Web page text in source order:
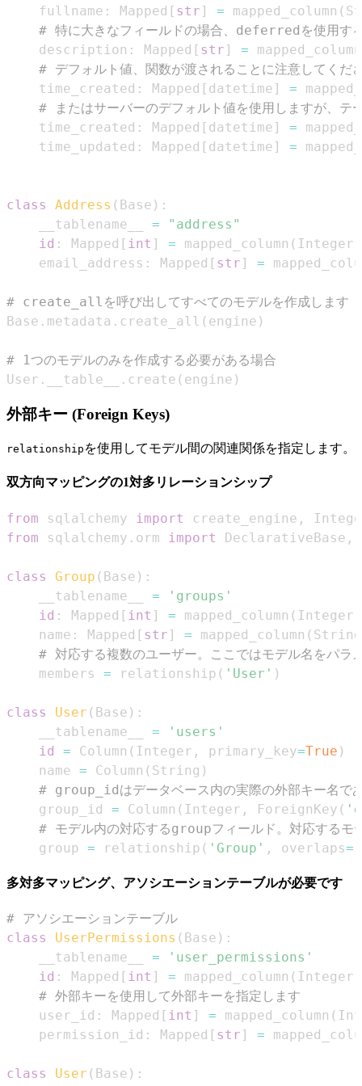
    fullname
: Mapped [ str ] = mapped_column (
# 特に大きなフィールドの場合、deferredを使用する
    description
: Mapped [ str ] = mapped_column
# デフォルト値、関数が渡されることに注意してくだ
    time_created
: Mapped [ datetime ] =
# またはサーバーのデフォルト値を使用しますが、テ
    time_created
: Mapped [ datetime ] =
    time_updated
: Mapped [ datetime ] =
class Address ( Base ) :
    __tablename__
=
"address"
id : Mapped [ int ] = mapped_column ( Integer
    email_address
: Mapped [ str ] =
# create_allを呼び出してすべてのモデルを作成します
Base . metadata . create_all ( engine )
# 1つのモデルのみを作成する必要がある場合
User . __table__ . create ( engine )
外部キー (Foreign Keys)
relationship を使用してモデル間の関連関係を指定します。
双方向マッピングの1対多リレーションシップ
from sqlalchemy import create_engine ,
from sqlalchemy . orm import DeclarativeBase ,
class Group ( Base ) :
    __tablename__
=
'groups'
id : Mapped [ int ] = mapped_column ( Integer
    name
: Mapped [ str ] = mapped_column ( String
# 対応する複数のユーザー。ここではモデル名をパラ
    members
= relationship ( 'User' )
class User ( Base ) :
    __tablename__
=
'users'
id
= Column ( Integer , primary_key=True )
    name
= Column ( String )
# group_idはデータベース内の実際の外部キー名で
    group_id
= Column ( Integer , ForeignKey (
# モデル内の対応するgroupフィールド。対応するモ
    group
= relationship ( 'Group' , overlaps=
多対多マッピング、アソシエーションテーブルが必要です
# アソシエーションテーブル
class
UserPermissions ( Base ) :
    __tablename__
=
'user_permissions'
id : Mapped [ int ] = mapped_column ( Integer
# 外部キーを使用して外部キーを指定します
    user_id
: Mapped [ int ] = mapped_column (
    permission_id
: Mapped [ str ] =
class User ( Base ) :